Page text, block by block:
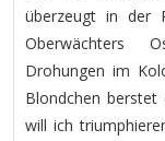
überzeugt in der
Oberwächters
Drohungen im
Blondchen berstet
will ich